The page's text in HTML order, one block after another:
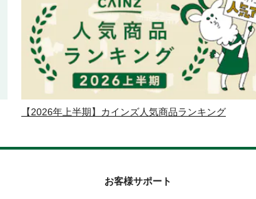
【2026年上半期】カインズ人気商品ランキング
お客様サポート